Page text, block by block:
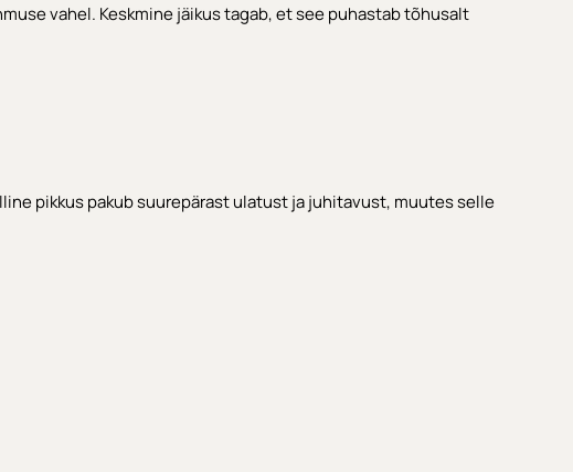
vahel. Keskmine jäikus tagab, et see puhastab tõhusalt
pikkus pakub suurepärast ulatust ja juhitavust, muutes selle